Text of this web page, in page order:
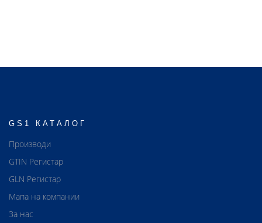
GS1 КАТАЛОГ
Производи
GTIN Регистар
GLN Регистар
Мапа на компании
За нас